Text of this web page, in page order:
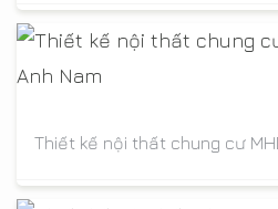
Thiết kế nội thất chung cư